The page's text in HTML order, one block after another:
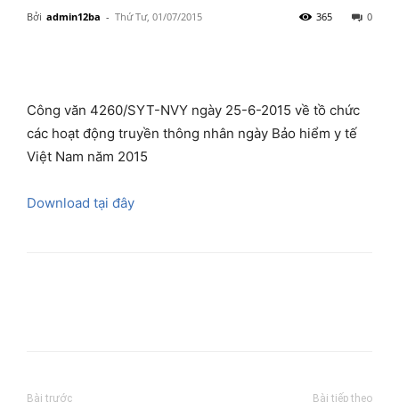
Bởi admin12ba - Thứ Tư, 01/07/2015 0
365
Công văn 4260/SYT-NVY ngày 25-6-2015 về tồ chức
các hoạt động truyền thông nhân ngày Bảo hiểm y tế
Việt Nam năm 2015
Download tại đây
Bài trước Bài tiếp theo